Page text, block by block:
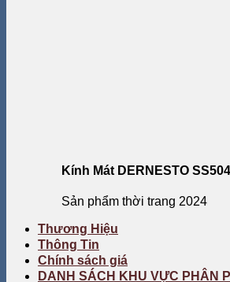
Kính Mát DERNESTO
Sản phẩm thời trang 2024
Thương Hiệu
Thông Tin
Chính sách giá
DANH SÁCH KHU VỰC PHÂN